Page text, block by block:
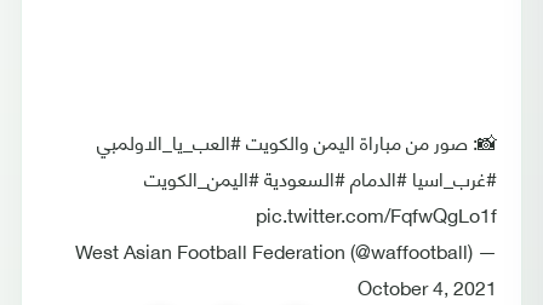
📸: صور من مباراة اليمن والكويت #العب_يا_الاولمبي
#غرب_اسيا #الدمام #السعودية #اليمن_الكويت
pic.twitter.com/FqfwQgLo1f
— West Asian Football Federation (@waffootball)
October 4, 2021